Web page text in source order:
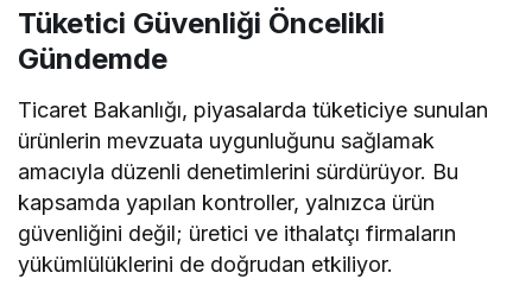
Tüketici Güvenliği Öncelikli
Gündemde
Ticaret Bakanlığı, piyasalarda tüketiciye sunulan
ürünlerin mevzuata uygunluğunu sağlamak
amacıyla düzenli denetimlerini sürdürüyor. Bu
kapsamda yapılan kontroller, yalnızca ürün
güvenliğini değil; üretici ve ithalatçı firmaların
yükümlülüklerini de doğrudan etkiliyor.